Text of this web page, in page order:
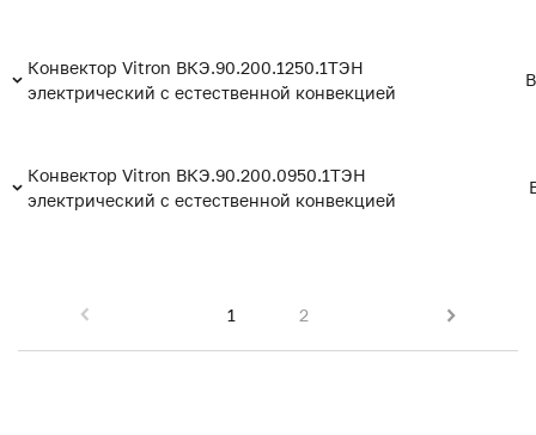
Конвектор Vitron ВКЭ.90.200.1250.1ТЭН
электрический с естественной конвекцией
Конвектор Vitron ВКЭ.90.200.0950.1ТЭН
электрический с естественной конвекцией
1 2